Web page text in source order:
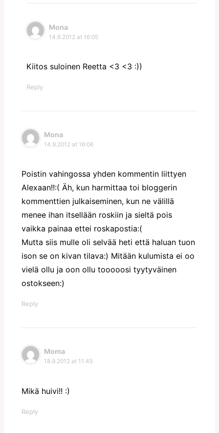
Mona
14.9.2012 at 16:05
Kiitos suloinen Reetta <3 <3 :))
Reply
Mona
14.9.2012 at 16:06
Poistin vahingossa yhden kommentin liittyen
Alexaan!!:( Äh, kun harmittaa toi bloggerin
kommenttien julkaiseminen, kun ne välillä
menee ihan itsellään roskiin ja sieltä pois
vaikka painaa ettei roskapostia:(
Mutta siis mulle oli selvää heti että haluan tuon
ison se on kivan tilava:) Mitään kulumista ei oo
vielä ollu ja oon ollu tooooosi tyytyväinen
ostokseen:)
Reply
Moma
18.9.2012 at 11:45
Mikä huivi!! :)
Reply